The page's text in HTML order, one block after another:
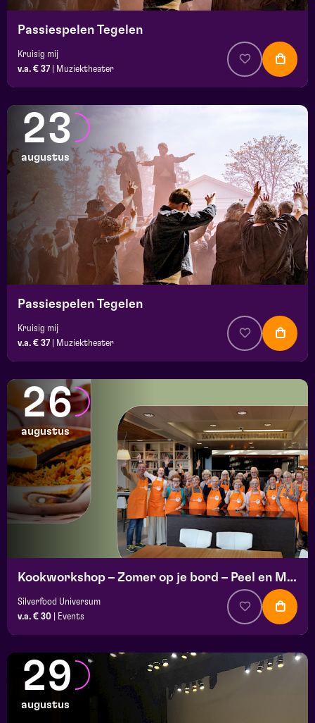
Passiespelen Tegelen
Kruisig mij
v.a. € 37
Muziektheater
23
augustus
Passiespelen Tegelen
Kruisig mij
v.a. € 37
Muziektheater
26
augustus
Kookworkshop – Zomer op je bord – Peel en Maas
Silverfood Universum
v.a. € 30
Events
29
augustus